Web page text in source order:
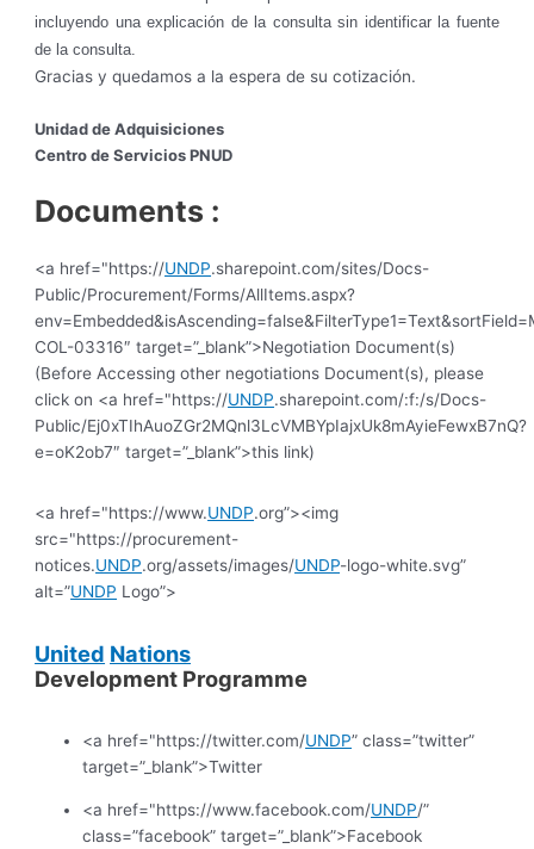
incluyendo una explicación de la consulta sin identificar la fuente
de la consulta.
Gracias y quedamos a la espera de su cotización.
Unidad de Adquisiciones
Centro de Servicios PNUD
Documents :
<a href="https://UNDP.sharepoint.com/sites/Docs-
Public/Procurement/Forms/AllItems.aspx?
COL-03316″ target=”_blank”>Negotiation Document(s)
(Before Accessing other negotiations Document(s), please
click on <a href="https://UNDP.sharepoint.com/:f:/s/Docs-
Public/Ej0xTIhAuoZGr2MQnl3LcVMBYpIajxUk8mAyieFewxB7nQ?
e=oK2ob7″ target=”_blank”>this link)
<a href="https://www.UNDP.org”><img
src="https://procurement-
notices.UNDP.org/assets/images/UNDP-logo-white.svg”
alt=”UNDP Logo”>
United Nations
Development Programme
<a href="https://twitter.com/UNDP” class=”twitter”
target=”_blank”>Twitter
<a href="https://www.facebook.com/UNDP/”
class=”facebook” target=”_blank”>Facebook